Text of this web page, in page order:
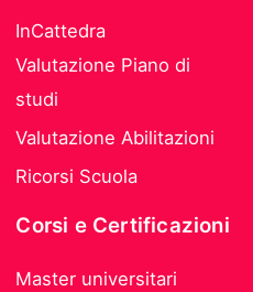
InCattedra
Valutazione Piano di
studi
Valutazione Abilitazioni
Ricorsi Scuola
Corsi e Certificazioni
Master universitari